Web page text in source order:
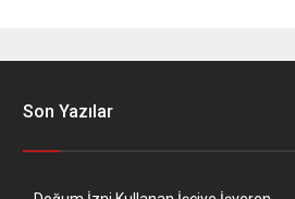
Son Yazılar